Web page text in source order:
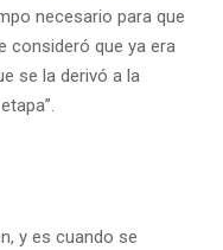
necesario para que
consideró que ya era
se la derivó a la
y es cuando se